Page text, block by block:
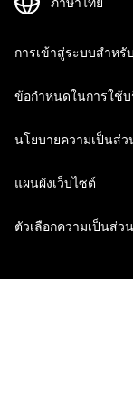
การเข้าสู่ระบบสำห
ข้อกำหนดในการใช้บ
นโยบายความเป็นส่ว
แผนผังเว็บไซต์
ตัวเลือกความเป็นส่